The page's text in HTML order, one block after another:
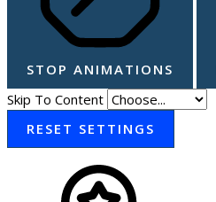
STOP ANIMATIONS
Skip To Content
RESET SETTINGS